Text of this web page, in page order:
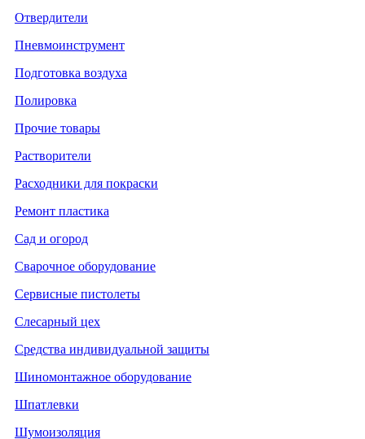
Отвердители
Пневмоинструмент
Подготовка воздуха
Полировка
Прочие товары
Растворители
Расходники для покраски
Ремонт пластика
Сад и огород
Сварочное оборудование
Сервисные пистолеты
Слесарный цех
Средства индивидуальной защиты
Шиномонтажное оборудование
Шпатлевки
Шумоизоляция